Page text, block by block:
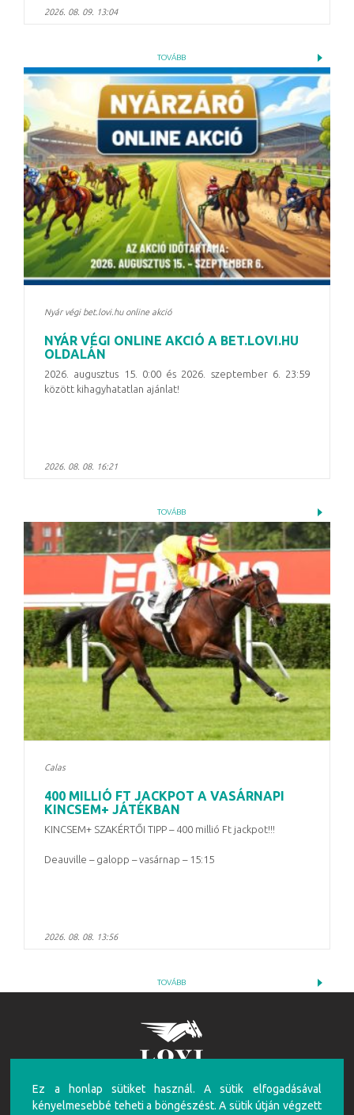
2026. 08. 09. 13:04
TOVÁBB
Nyár végi bet.lovi.hu online akció
NYÁR VÉGI ONLINE AKCIÓ A BET.LOVI.HU
OLDALÁN
2026. augusztus 15. 0:00 és 2026. szeptember 6. 23:59
között kihagyhatatlan ajánlat!
2026. 08. 08. 16:21
TOVÁBB
Calas
400 MILLIÓ FT JACKPOT A VASÁRNAPI
KINCSEM+ JÁTÉKBAN
KINCSEM+ SZAKÉRTŐI TIPP – 400 millió Ft jackpot!!!
Deauville – galopp – vasárnap – 15:15
2026. 08. 08. 13:56
TOVÁBB
FIGYELEM!Ez a honlap sütiket használ. A sütik elfogadásával
kényelmesebbé teheti a böngészést. A sütik útján végzett